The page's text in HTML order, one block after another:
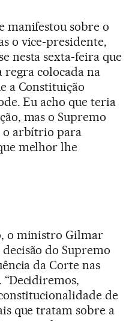
manifestou sobre o
o vice-presidente,
nesta sexta-feira que
regra colocada na
a Constituição
Eu acho que teria
mas o Supremo
o arbítrio para
melhor lhe
o ministro Gilmar
do Supremo
da Corte nas
“Decidiremos,
de
que tratam sobre a